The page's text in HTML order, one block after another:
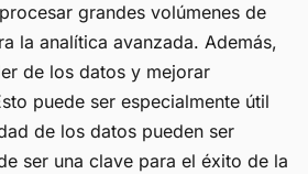
grandes volúmenes de
la analítica avanzada. Además,
de los datos y mejorar
puede ser especialmente útil
de los datos pueden ser
ser una clave para el éxito de la